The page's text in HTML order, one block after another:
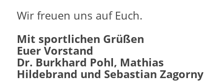
Wir freuen uns auf Euch.
Mit sportlichen Grüßen
Euer Vorstand
Dr. Burkhard Pohl, Mathias
Hildebrand und Sebastian Zagorny